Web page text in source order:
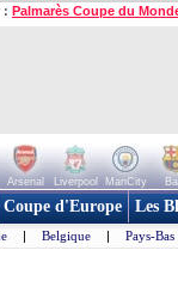
: Palmarès Coupe du
Arsenal Liverpool ManCity
Coupe d'Europe Les
| Belgique | Pays-Bas